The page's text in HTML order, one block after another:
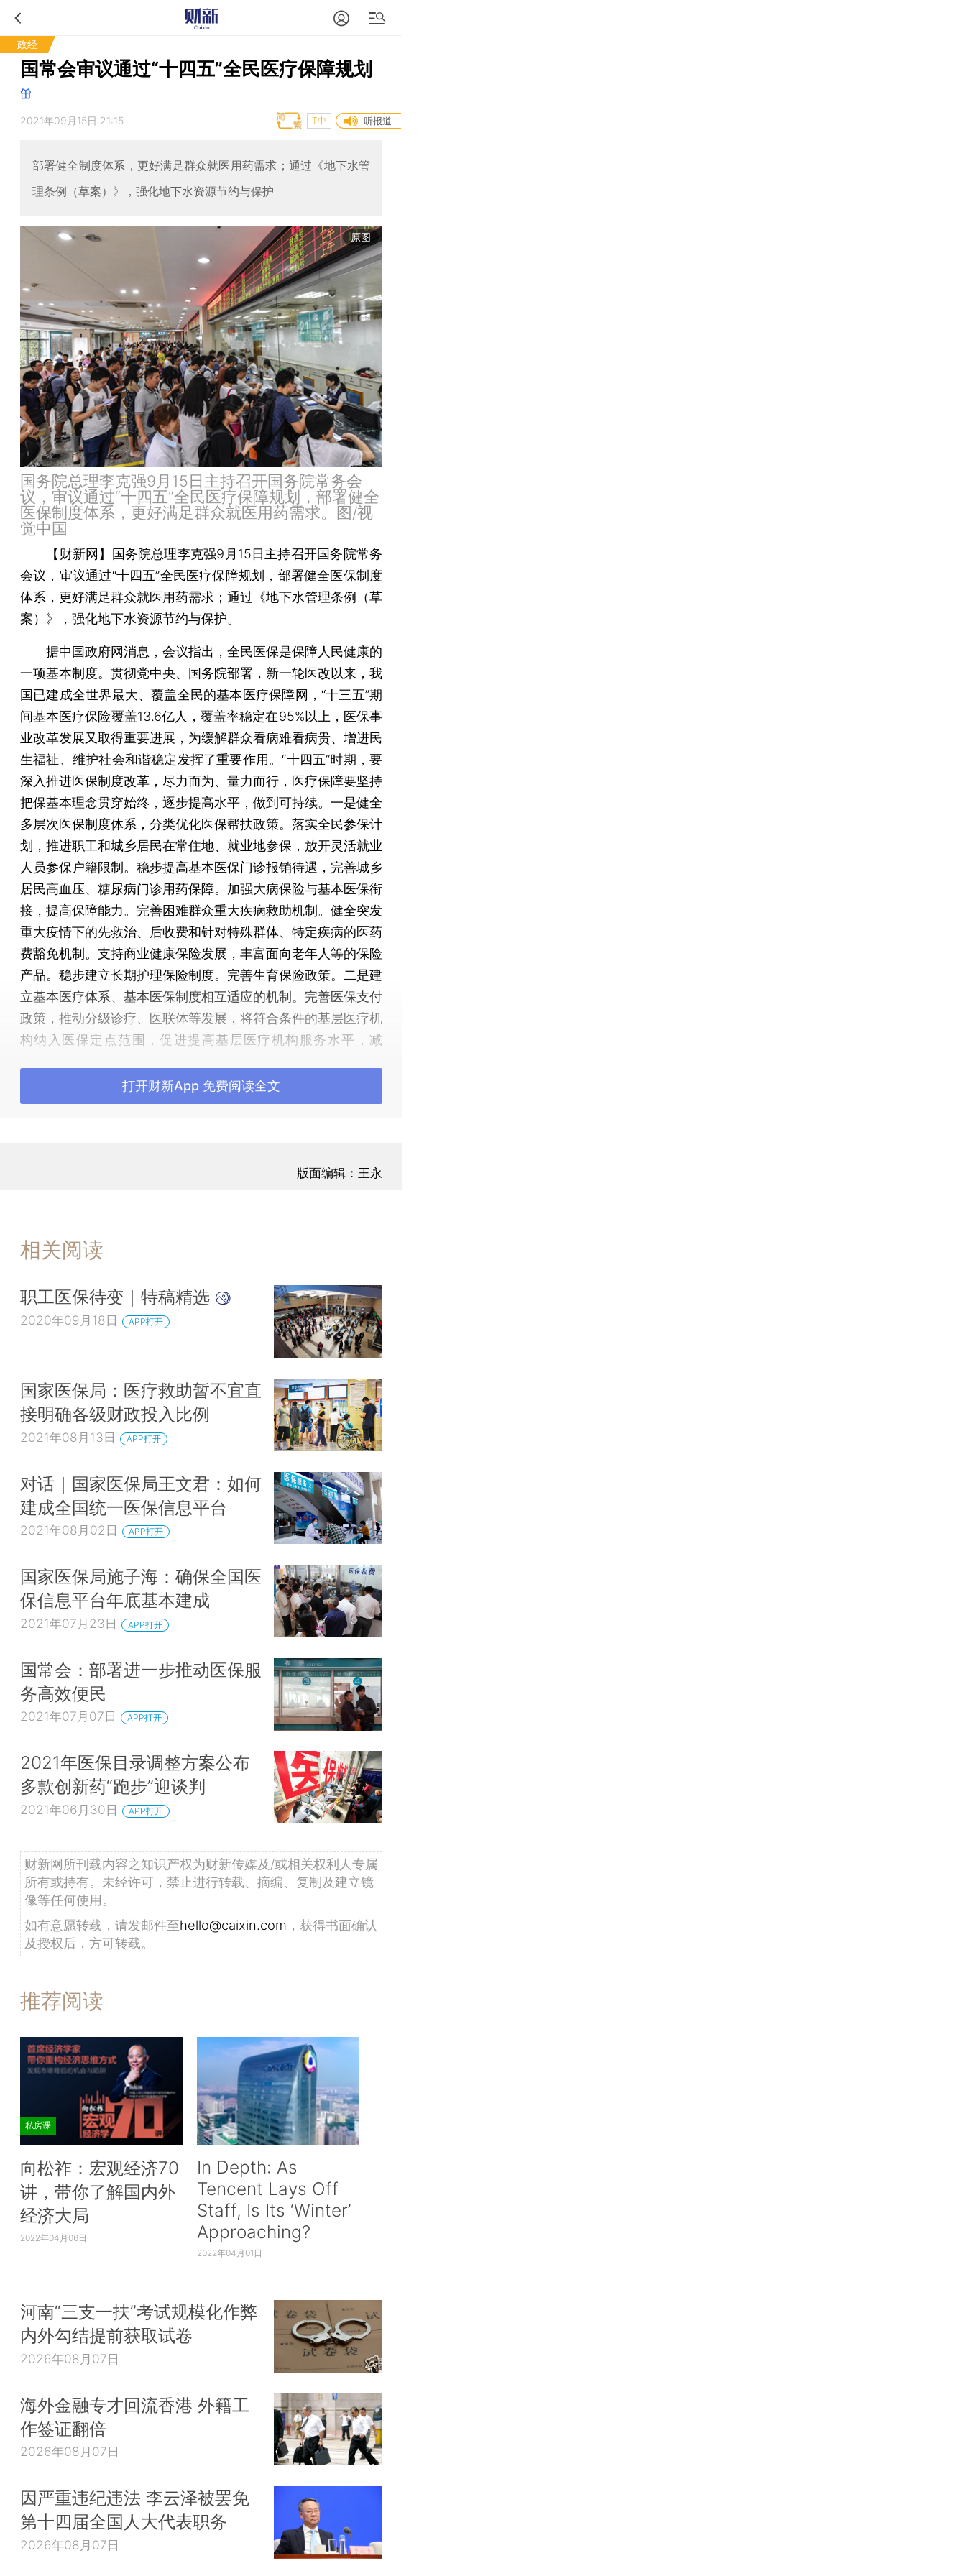
政经
国常会审议通过“十四五”全民医疗保障规划
2021年09月15日 21:15 听报道
T中
部署健全制度体系，更好满足群众就医用药需求；通过《地下水管
理条例（草案）》，强化地下水资源节约与保护
原图
国务院总理李克强9月15日主持召开国务院常务会
议，审议通过“十四五”全民医疗保障规划，部署健全
医保制度体系，更好满足群众就医用药需求。图/视
觉中国
【财新网】 国务院总理李克强9月15日主持召开国务院常务
会议，审议通过“十四五”全民医疗保障规划，部署健全医保制度
体系，更好满足群众就医用药需求；通过《地下水管理条例（草
案）》，强化地下水资源节约与保护。
据中国政府网消息，会议指出，全民医保是保障人民健康的
一项基本制度。贯彻党中央、国务院部署，新一轮医改以来，我
国已建成全世界最大、覆盖全民的基本医疗保障网，“十三五”期
间基本医疗保险覆盖13.6亿人，覆盖率稳定在95%以上，医保事
业改革发展又取得重要进展，为缓解群众看病难看病贵、增进民
生福祉、维护社会和谐稳定发挥了重要作用。“十四五”时期，要
深入推进医保制度改革，尽力而为、量力而行，医疗保障要坚持
把保基本理念贯穿始终，逐步提高水平，做到可持续。一是健全
多层次医保制度体系，分类优化医保帮扶政策。落实全民参保计
划，推进职工和城乡居民在常住地、就业地参保，放开灵活就业
人员参保户籍限制。稳步提高基本医保门诊报销待遇，完善城乡
居民高血压、糖尿病门诊用药保障。加强大病保险与基本医保衔
接，提高保障能力。完善困难群众重大疾病救助机制。健全突发
重大疫情下的先救治、后收费和针对特殊群体、特定疾病的医药
费豁免机制。支持商业健康保险发展，丰富面向老年人等的保险
产品。稳步建立长期护理保险制度。完善生育保险政策。二是建
立基本医疗体系、基本医保制度相互适应的机制。完善医保支付
政策，推动分级诊疗、医联体等发展，将符合条件的基层医疗机
构纳入医保定点范围，促进提高基层医疗机构服务水平，减
保与医药协同改革。继续实施国家组织药品集中带量采购，扩大
高值医用耗材集中带量采购范围，遏制药品、医用耗材价格虚
办服务水平。建立覆盖省市县乡村的医保服务网络。推进基本医
全覆盖。引入商业保险机构等第三方力量提升监管专业性。更有
题，严厉打击欺诈骗保行为。
会议通过《地下水管理条例（草案）》。草案强调坚持节水
优先，明确建立地下水取水总量控制和水位控制制度，确定合理
要求划定禁止开采区和限制开采区。规定除特殊情形外禁止取用
禁止开采区地下水，禁止在限制开采区新增取用地下水，禁止污
染或者可能污染地下水的行为。草案对严格惩处违法违规等行为
会议还研究了其他事项。
打开财新App 免费阅读全文
版面编辑：王永
相关阅读
职工医保待变｜特稿精选
2020年09月18日 APP打开
国家医保局：医疗救助暂不宜直
接明确各级财政投入比例
2021年08月13日 APP打开
对话｜国家医保局王文君：如何
建成全国统一医保信息平台
2021年08月02日 APP打开
国家医保局施子海：确保全国医
保信息平台年底基本建成
2021年07月23日 APP打开
国常会：部署进一步推动医保服
务高效便民
2021年07月07日 APP打开
2021年医保目录调整方案公布
多款创新药“跑步”迎谈判
2021年06月30日 APP打开
财新网所刊载内容之知识产权为财新传媒及/或相关权利人专属
所有或持有。未经许可，禁止进行转载、摘编、复制及建立镜
像等任何使用。
如有意愿转载，请发邮件至hello@caixin.com ，获得书面确认
及授权后，方可转载。
推荐阅读
私房课
向松祚：宏观经济70
讲，带你了解国内外
经济大局
2022年04月06日
In Depth: As
Tencent Lays Off
Staff, Is Its ‘Winter’
Approaching?
2022年04月01日
河南“三支一扶”考试规模化作弊
内外勾结提前获取试卷
2026年08月07日
海外金融专才回流香港 外籍工
作签证翻倍
2026年08月07日
因严重违纪违法 李云泽被罢免
第十四届全国人大代表职务
2026年08月07日